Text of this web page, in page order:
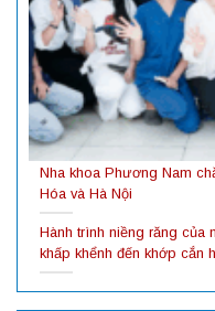
Nha khoa Phương Nam
Hóa và Hà Nội
Hành trình niềng răng của
khấp khểnh đến khớp cắn